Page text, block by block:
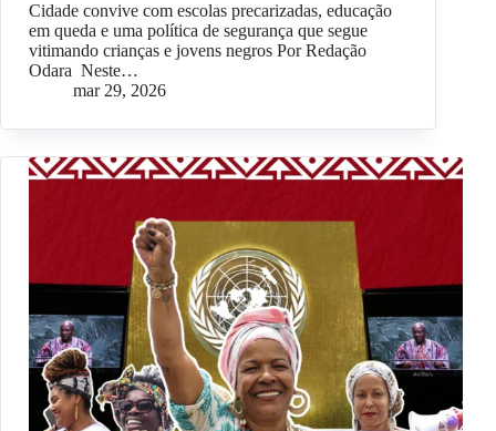
Cidade convive com escolas precarizadas, educação
em queda e uma política de segurança que segue
vitimando crianças e jovens negros Por Redação
Odara Neste…
mar 29, 2026